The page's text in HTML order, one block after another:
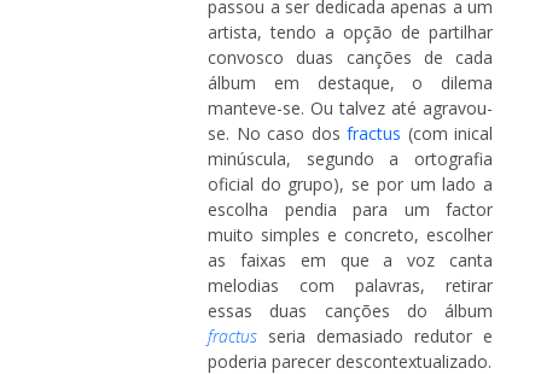
passou a ser dedicada apenas a um
artista, tendo a opção de partilhar
convosco duas canções de cada
álbum em destaque, o dilema
manteve-se. Ou talvez até agravou-
se. No caso dos fractus (com inical
minúscula, segundo a ortografia
oficial do grupo), se por um lado a
escolha pendia para um factor
muito simples e concreto, escolher
as faixas em que a voz canta
melodias com palavras, retirar
essas duas canções do álbum
fractus seria demasiado redutor e
poderia parecer descontextualizado.